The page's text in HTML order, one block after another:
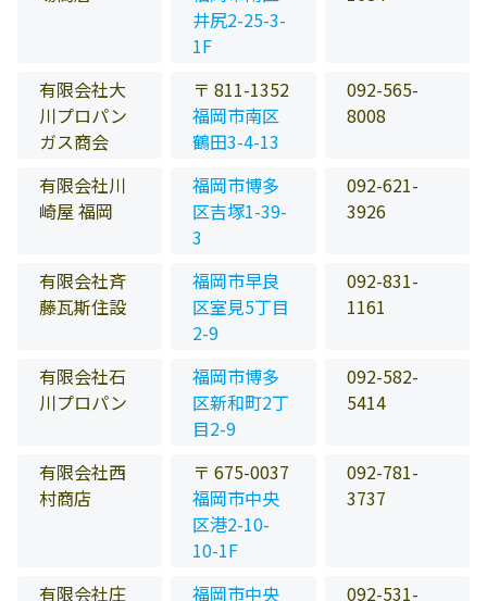
井尻2-25-3-
1F
有限会社大
川プロパン
ガス商会
〒 811-1352
福岡市南区
鶴田3-4-13
092-565-
8008
有限会社川
崎屋 福岡
福岡市博多
区吉塚1-39-
3
092-621-
3926
有限会社斉
藤瓦斯住設
福岡市早良
区室見5丁目
2-9
092-831-
1161
有限会社石
川プロパン
福岡市博多
区新和町2丁
目2-9
092-582-
5414
有限会社西
村商店
〒 675-0037
福岡市中央
区港2-10-
10-1F
092-781-
3737
有限会社庄 福岡市中央 092-531-